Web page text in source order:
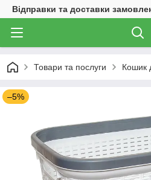
Відправки та доставки
Товари та послуги Кошик
–5%